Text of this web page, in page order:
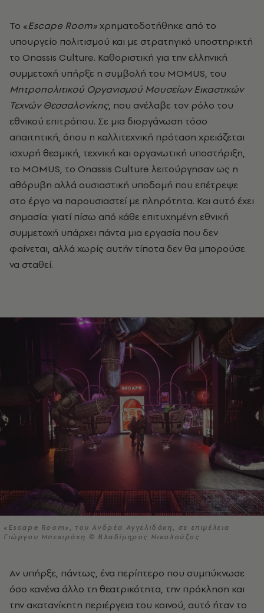
To «Escape Room»χρηματοδοτήθηκε από το
υπουργείο πολιτισμού και με στρατηγικό υποστηρικτή
το Onassis Culture. Καθοριστική για την ελληνική
συμμετοχή υπήρξε η συμβολή του MOMUS, του
Μητροπολιτικού Οργανισμού Μουσείων Εικαστικών
Τεχνών Θεσσαλονίκης, που ανέλαβε τον ρόλο του
εθνικού επιτρόπου. Σε μια διοργάνωση τόσο
απαιτητική, όπου η καλλιτεχνική πρόταση χρειάζεται
ισχυρή θεσμική, τεχνική και οργανωτική υποστήριξη,
το MOMUS, το Onassis Culture λειτούργησαν ως η
αθόρυβη αλλά ουσιαστική υποδομή που επέτρεψε
στο έργο να παρουσιαστεί με πληρότητα. Και αυτό έχει
σημασία: γιατί πίσω από κάθε επιτυχημένη εθνική
συμμετοχή υπάρχει πάντα μια εργασία που δεν
φαίνεται, αλλά χωρίς αυτήν τίποτα δεν θα μπορούσε
να σταθεί.
«Escape Room», του Ανδρέα Αγγελιδάκη, σε επιμέλεια
Γιώργου Μπεκιράκη © Βλαδίμηρος Νικολούζος
Αν υπήρξε, πάντως, ένα περίπτερο που συμπύκνωσε
όσο κανένα άλλο τη θεατρικότητα, την πρόκληση και
την ακατανίκητη περιέργεια του κοινού, αυτό ήταν το